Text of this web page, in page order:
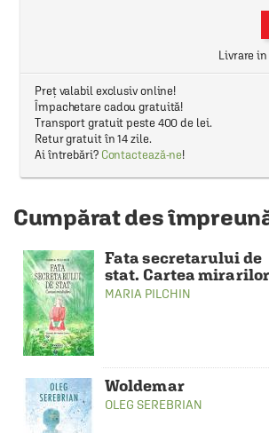
Livrare
Preț valabil exclusiv online!
Împachetare cadou gratuită!
Transport gratuit peste 400 de lei.
Retur gratuit în 14 zile.
Ai întrebări? Contactează-ne!
Cumpărat des
Fata secretarului de
stat. Cartea mirarilor
MARIA PILCHIN
Woldemar
OLEG SEREBRIAN